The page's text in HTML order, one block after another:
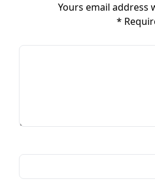
Yours email address